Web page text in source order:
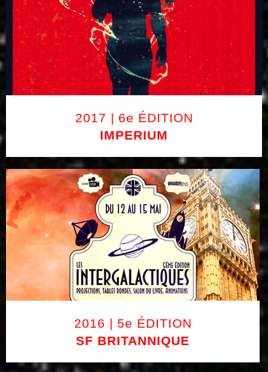
2017 | 6e ÉDITION
IMPERIUM
2016 | 5e ÉDITION
SF BRITANNIQUE